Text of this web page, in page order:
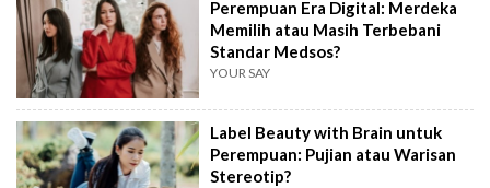
Perempuan Era Digital: Merdeka
Memilih atau Masih Terbebani
Standar Medsos?
YOUR SAY
Label Beauty with Brain untuk
Perempuan: Pujian atau Warisan
Stereotip?